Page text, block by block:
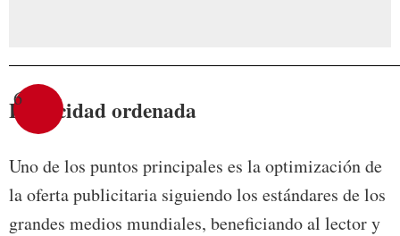
6
Publicidad ordenada
Uno de los puntos principales es la optimización de
la oferta publicitaria siguiendo los estándares de los
grandes medios mundiales, beneficiando al lector y